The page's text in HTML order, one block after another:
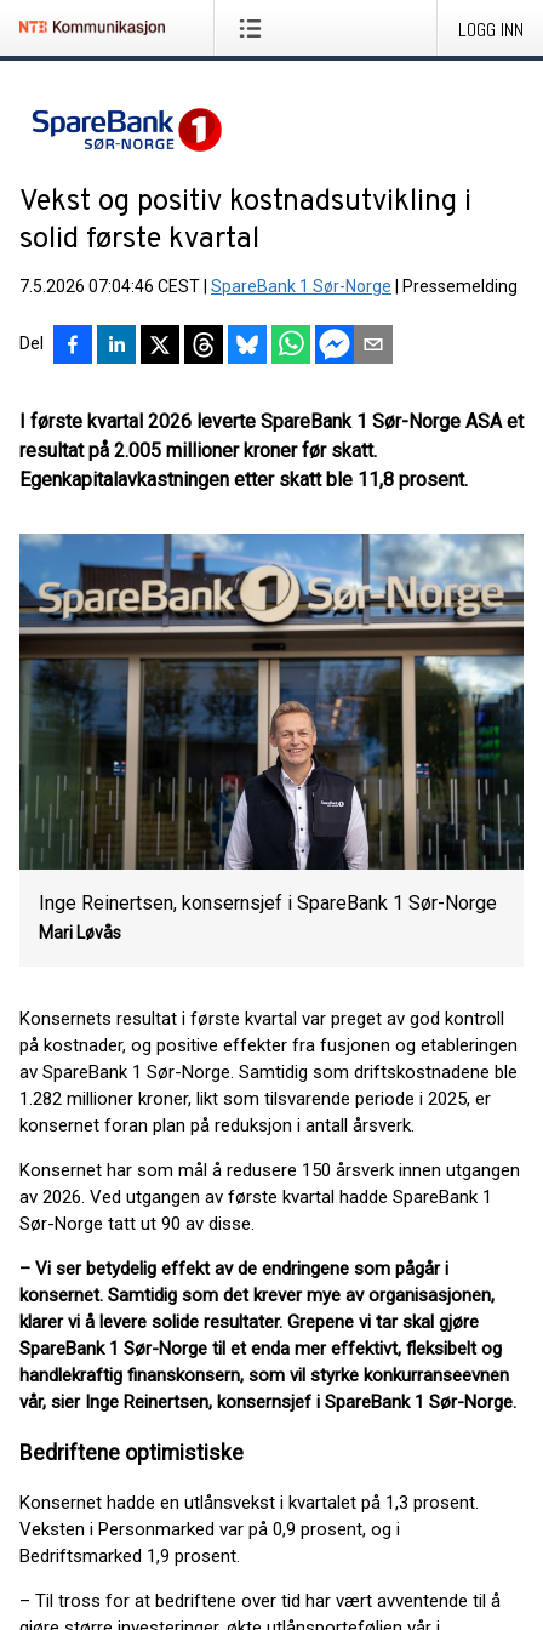
LOGG INN
Vekst og positiv kostnadsutvikling i
solid første kvartal
7.5.2026 07:04:46 CEST SpareBank 1 Sør-Norge Pressemelding
Del
I første kvartal 2026 leverte SpareBank 1 Sør-Norge ASA et
resultat på 2.005 millioner kroner før skatt.
Egenkapitalavkastningen etter skatt ble 11,8 prosent.
Inge Reinertsen, konsernsjef i SpareBank 1 Sør-Norge
Mari Løvås
Konsernets resultat i første kvartal var preget av god kontroll
på kostnader, og positive effekter fra fusjonen og etableringen
av SpareBank 1 Sør-Norge. Samtidig som driftskostnadene ble
1.282 millioner kroner, likt som tilsvarende periode i 2025, er
konsernet foran plan på reduksjon i antall årsverk.
Konsernet har som mål å redusere 150 årsverk innen utgangen
av 2026. Ved utgangen av første kvartal hadde SpareBank 1
Sør-Norge tatt ut 90 av disse.
– Vi ser betydelig effekt av de endringene som pågår i
konsernet. Samtidig som det krever mye av organisasjonen,
klarer vi å levere solide resultater. Grepene vi tar skal gjøre
SpareBank 1 Sør-Norge til et enda mer effektivt, fleksibelt og
handlekraftig finanskonsern, som vil styrke konkurranseevnen
vår, sier Inge Reinertsen, konsernsjef i SpareBank 1 Sør-Norge.
Bedriftene optimistiske
Konsernet hadde en utlånsvekst i kvartalet på 1,3 prosent.
Veksten i Personmarked var på 0,9 prosent, og i
Bedriftsmarked 1,9 prosent.
– Til tross for at bedriftene over tid har vært avventende til å